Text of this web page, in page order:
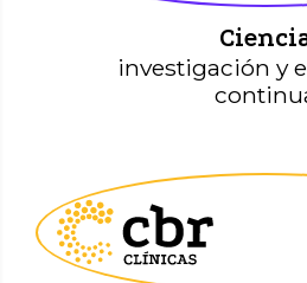
investigación y
Clínicas CBR